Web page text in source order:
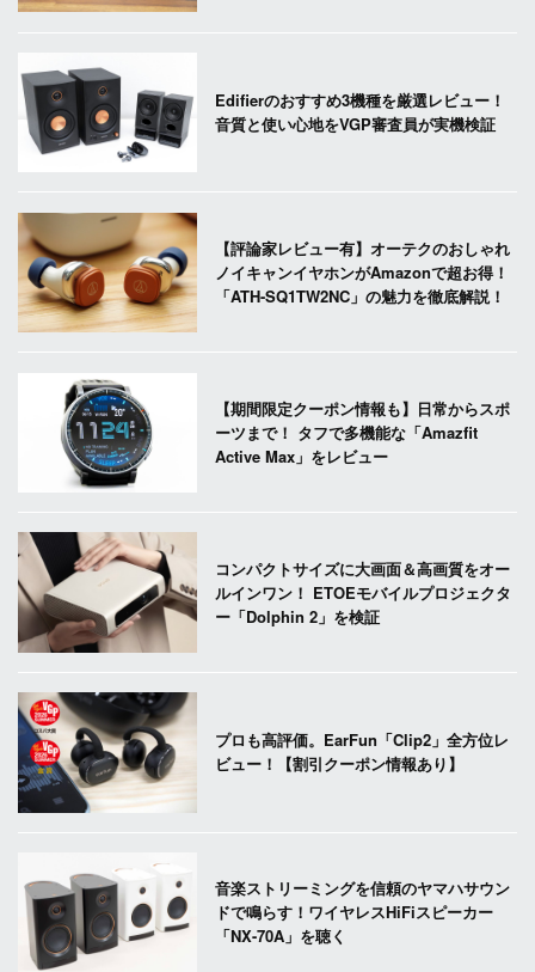
Edifierのおすすめ3機種を厳選レビュー！
音質と使い心地をVGP審査員が実機検証
【評論家レビュー有】オーテクのおしゃれ
ノイキャンイヤホンがAmazonで超お得！
「ATH-SQ1TW2NC」の魅力を徹底解説！
【期間限定クーポン情報も】日常からスポ
ーツまで！ タフで多機能な「Amazfit
Active Max」をレビュー
コンパクトサイズに大画面＆高画質をオー
ルインワン！ ETOEモバイルプロジェクタ
ー「Dolphin 2」を検証
プロも高評価。EarFun「Clip2」全方位レ
ビュー！【割引クーポン情報あり】
音楽ストリーミングを信頼のヤマハサウン
ドで鳴らす！ワイヤレスHiFiスピーカー
「NX-70A」を聴く